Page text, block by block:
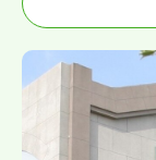
私学探検隊
帰国生受験情報